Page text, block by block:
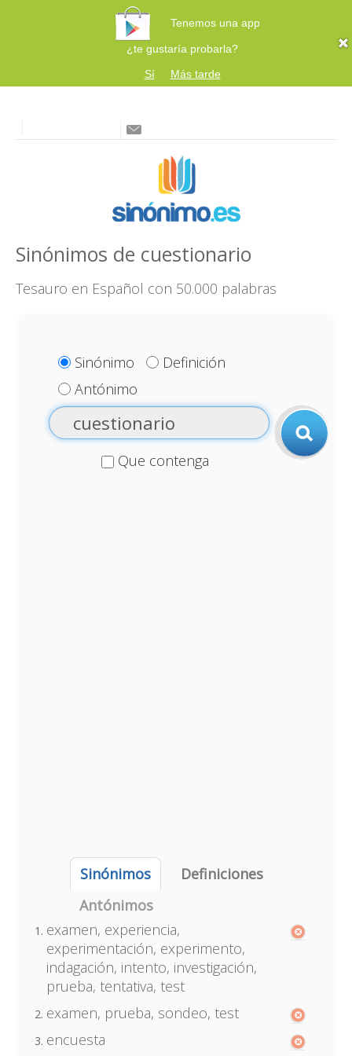
Tenemos una app
¿te gustaría probarla?
Sí
Más tarde
Sinónimos de cuestionario
Tesauro en Español con 50.000 palabras
Sinónimo
Definición
Antónimo
Que contenga
Sinónimos
Definiciones
Antónimos
examen, experiencia,
experimentación, experimento,
indagación, intento, investigación,
prueba, tentativa, test
examen, prueba, sondeo, test
encuesta